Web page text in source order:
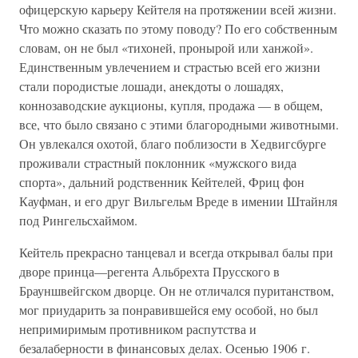
офицерскую карьеру Кейтеля на протяжении всей жизни.
Что можно сказать по этому поводу? По его собственным
словам, он не был «тихоней, пронырой или ханжой».
Единственным увлечением и страстью всей его жизни
стали породистые лошади, анекдоты о лошадях,
коннозаводские аукционы, купля, продажа — в общем,
все, что было связано с этими благородными животными.
Он увлекался охотой, благо поблизости в Хедвигсбурге
проживали страстный поклонник «мужского вида
спорта», дальний родственник Кейтелей, Фриц фон
Кауфман, и его друг Вильгельм Вреде в имении Штайнля
под Рингельсхаймом.
Кейтель прекрасно танцевал и всегда открывал балы при
дворе принца—регента Альбрехта Прусского в
Брауншвейгском дворце. Он не отличался пуританством,
мог приударить за понравившейся ему особой, но был
непримиримым противником распутства и
безалаберности в финансовых делах. Осенью 1906 г.